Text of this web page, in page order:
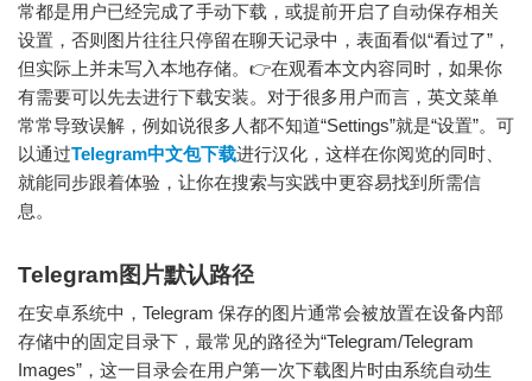
常都是用户已经完成了手动下载，或提前开启了自动保存相关
设置，否则图片往往只停留在聊天记录中，表面看似“看过了”，
但实际上并未写入本地存储。👉在观看本文内容同时，如果你
有需要可以先去进行下载安装。对于很多用户而言，英文菜单
常常导致误解，例如说很多人都不知道“Settings”就是“设置”。可
以通过Telegram中文包下载进行汉化，这样在你阅览的同时、
就能同步跟着体验，让你在搜索与实践中更容易找到所需信
息。
Telegram图片默认路径
在安卓系统中，Telegram 保存的图片通常会被放置在设备内部
存储中的固定目录下，最常见的路径为“Telegram/Telegram
Images”，这一目录会在用户第一次下载图片时由系统自动生